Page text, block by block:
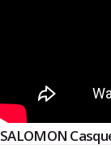
SALOMON